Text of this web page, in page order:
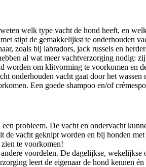
welk type vacht de hond heeft, en
stipt de gemakkelijkst te onderhouden
zoals bij labradors, jack russels en
al wat meer vachtverzorging nodig:
worden om klitvorming te voorkomen
onderhouden vacht gaat door het
Een goede shampoo en/of
probleem. De vacht en ondervacht
vacht geknipt worden en bij honden
te voorkomen!
voordelen. De dagelijkse,
leert de eigenaar de hond kennen én